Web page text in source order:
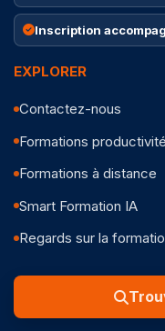
Inscription
EXPLORER
Contactez-nous
Formations productivité
Formations à distance
Smart Formation IA
Regards sur la